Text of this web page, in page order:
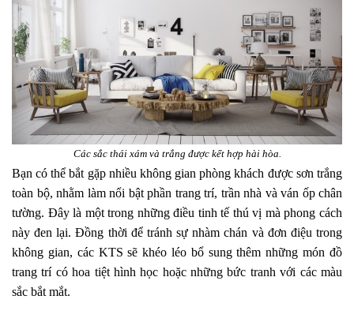
Các sắc thái xám và trắng được kết hợp hài hòa.
Bạn có thể bắt gặp nhiều không gian phòng khách được sơn trắng
toàn bộ, nhằm làm nổi bật phần trang trí, trần nhà và ván ốp chân
tường. Đây là một trong những điều tinh tế thú vị mà phong cách
này đen lại. Đồng thời để tránh sự nhàm chán và đơn điệu trong
không gian, các KTS sẽ khéo léo bổ sung thêm những món đồ
trang trí có hoa tiệt hình học hoặc những bức tranh với các màu
sắc bắt mắt.